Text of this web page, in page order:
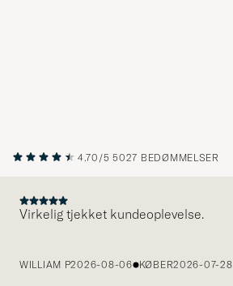
4.70/5 5027 BEDØMMELSER
Virkelig tjekket kundeoplevelse.
WILLIAM P2026-08-06 KØBER2026-07-28